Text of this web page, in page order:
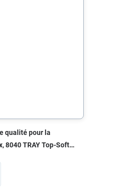
qualité pour la
8040 TRAY Top-Soft